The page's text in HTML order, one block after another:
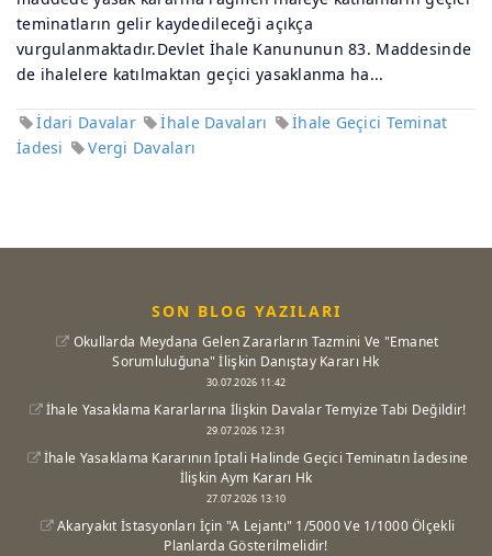
teminatların gelir kaydedileceği açıkça
vurgulanmaktadır.Devlet İhale Kanununun 83. Maddesinde
de ihalelere katılmaktan geçici yasaklanma ha...
İdari Davalar İhale Davaları
İhale Geçici Teminat
İadesi
Vergi Davaları
SON BLOG YAZILARI
Okullarda Meydana Gelen Zararların Tazmini Ve "Emanet
Sorumluluğuna" İlişkin Danıştay Kararı Hk
30.07.2026 11:42
İhale Yasaklama Kararlarına İlişkin Davalar Temyize Tabi Değildir!
29.07.2026 12:31
İhale Yasaklama Kararının İptali Halinde Geçici Teminatın İadesine
İlişkin Aym Kararı Hk
27.07.2026 13:10
Akaryakıt İstasyonları İçin "A Lejantı" 1/5000 Ve 1/1000 Ölçekli
Planlarda Gösterilmelidir!